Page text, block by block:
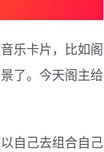
乐卡片，比如阁
了。今天阁主给
自己去组合自己